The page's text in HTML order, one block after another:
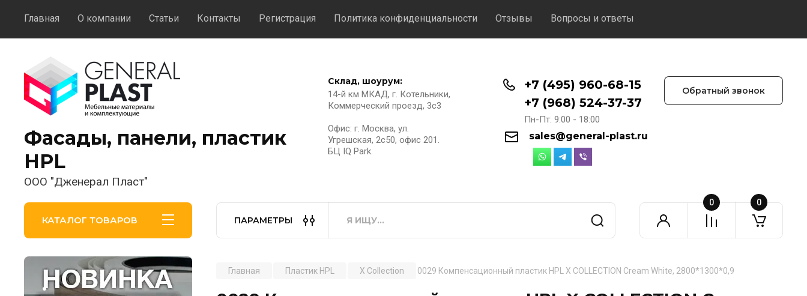
Главная О компании Статьи Контакты Регистрация Политика конфиденциальности Отзывы Вопросы и ответы
Фасады, панели, пластик
HPL
ООО "Дженерал Пласт"
Склад, шоурум:
14-й км МКАД, г. Котельники,
Коммерческий проезд, 3с3
Офис: г. Москва, ул.
Угрешская, 2с50, офис 201.
БЦ IQ Park.
+7 (495) 960-68-15
+7 (968) 524-37-37
Пн-Пт: 9:00 - 18:00
sales@general-plast.ru
Обратный звонок
КАТАЛОГ ТОВАРОВ ПАРАМЕТРЫ
0 0
.
Главная Пластик HPL X Collection 0029 Компенсационный пластик HPL X COLLECTION Cream White, 2800*1300*0,9